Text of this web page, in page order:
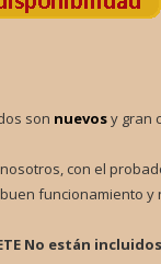
son nuevosy gran
con el
funcionamiento y
No están